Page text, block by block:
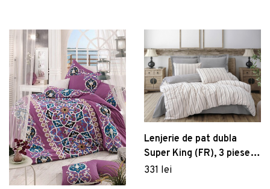
Lenjerie de pat dubla
Super King (FR), 3 piese,
Unus - Grey, Cotton Box,
331 lei